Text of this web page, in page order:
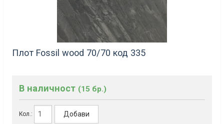
Плот Fossil wood 70/70 код 335
В наличност (15 бр.)
Кол.: Добави